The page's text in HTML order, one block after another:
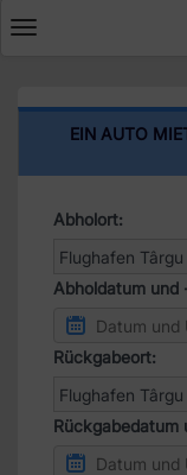
Deschide
EIN AUTO
Abholort:
Abholdatum und
Rückgabeort:
Rückgabedatum